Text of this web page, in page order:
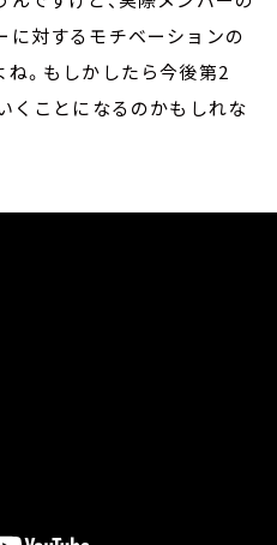
に対するモチベーションの
。もしかしたら今後第2
くことになるのかもしれな